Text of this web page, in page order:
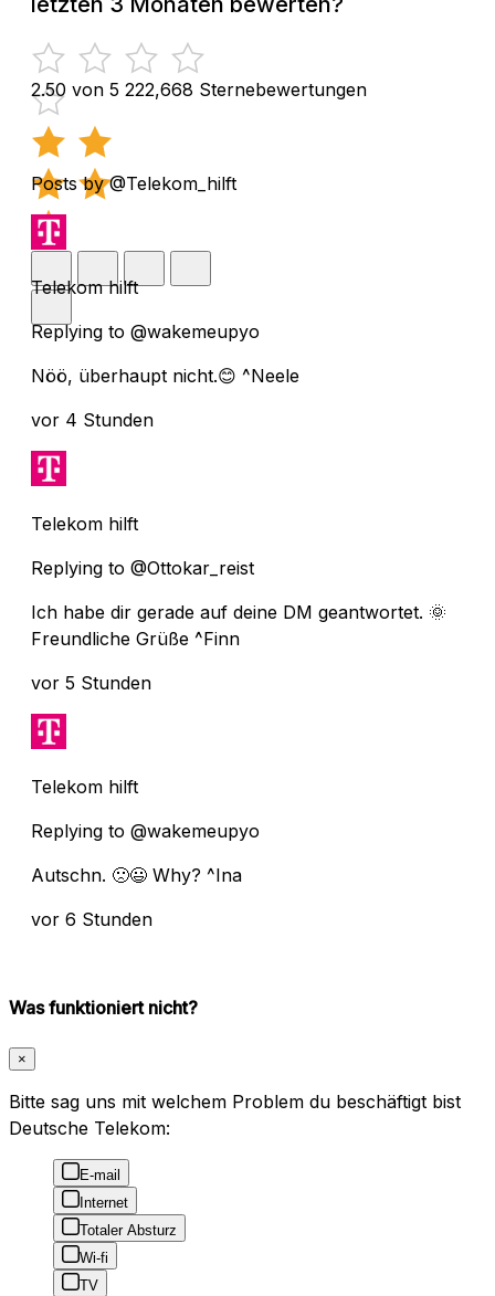
2.50 von 5 222,668 Sternebewertungen
Posts by @Telekom_hilft
Telekom hilft
Replying to @wakemeupyo
Nöö, überhaupt nicht.😊 ^Neele
vor 4 Stunden
Telekom hilft
Replying to @Ottokar_reist
Ich habe dir gerade auf deine DM geantwortet. 🌞
Freundliche Grüße ^Finn
vor 5 Stunden
Telekom hilft
Replying to @wakemeupyo
Autschn. 🙁😃 Why? ^Ina
vor 6 Stunden
Was funktioniert nicht?
×
Bitte sag uns mit welchem Problem du beschäftigt bist
Deutsche Telekom:
E-mail
Internet
Totaler Absturz
Wi-fi
TV